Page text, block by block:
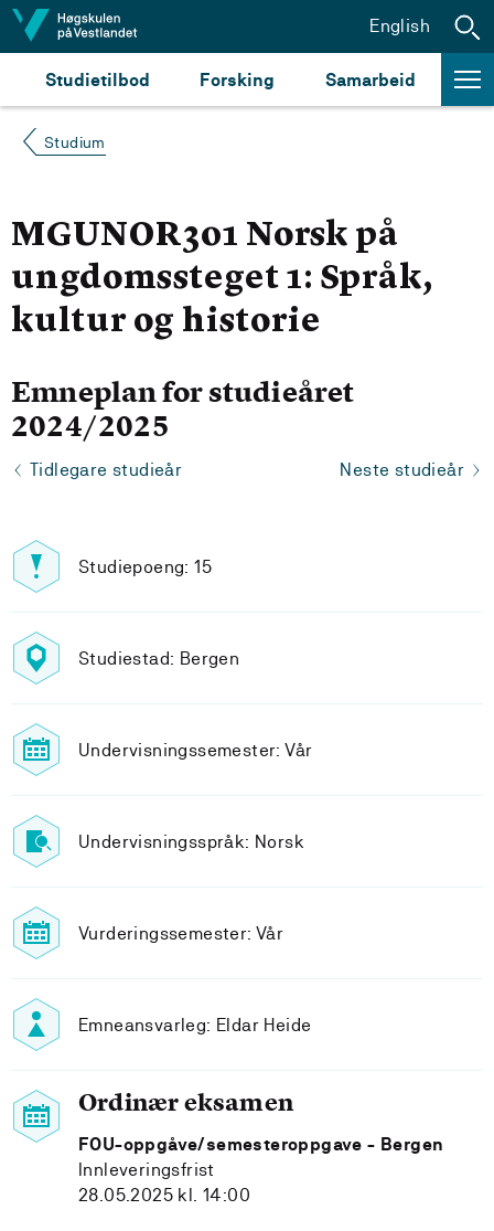
Hopp til innhald
Studietilbod Forsking Samarbeid
English
Studium
MGUNOR301 Norsk på
ungdomssteget 1: Språk,
kultur og historie
Emneplan for studieåret
2024/2025
Tidlegare studieår Neste studieår
Studiepoeng: 15
Studiestad: Bergen
Undervisningssemester: Vår
Undervisningsspråk: Norsk
Vurderingssemester: Vår
Emneansvarleg: Eldar Heide
Ordinær eksamen
FOU-oppgåve/semesteroppgave - Bergen
Innleveringsfrist
28.05.2025 kl. 14:00